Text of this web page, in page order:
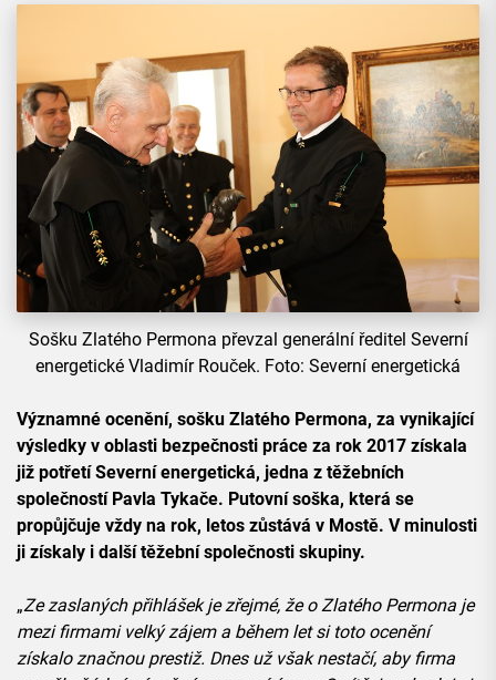
Sošku Zlatého Permona převzal generální ředitel Severní
energetické Vladimír Rouček. Foto: Severní energetická
Významné ocenění, sošku Zlatého Permona, za vynikající
výsledky v oblasti bezpečnosti práce za rok 2017 získala
již potřetí Severní energetická, jedna z těžebních
společností Pavla Tykače. Putovní soška, která se
propůjčuje vždy na rok, letos zůstává v Mostě. V minulosti
ji získaly i další těžební společnosti skupiny.
„Ze zaslaných přihlášek je zřejmé, že o Zlatého Permona je
mezi firmami velký zájem a během let si toto ocenění
získalo značnou prestiž. Dnes už však nestačí, aby firma